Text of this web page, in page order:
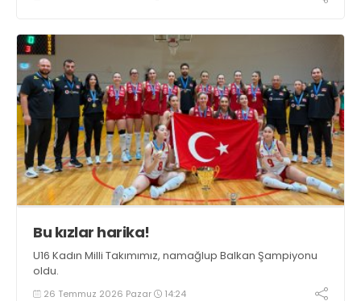
Bu kızlar harika!
U16 Kadın Milli Takımımız, namağlup Balkan Şampiyonu
oldu.
26 Temmuz 2026 Pazar 14:24